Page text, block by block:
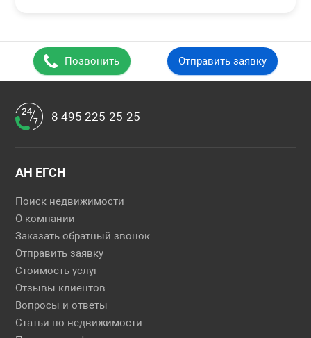
Позвонить Отправить заявку
8 495 225-25-25
АН ЕГСН
Поиск недвижимости
О компании
Заказать обратный звонок
Отправить заявку
Стоимость услуг
Отзывы клиентов
Вопросы и ответы
Статьи по недвижимости